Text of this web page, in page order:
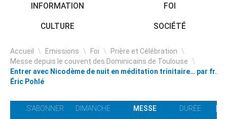
INFORMATION FOI
CULTURE SOCIÉTÉ
Accueil \ Emissions \ Foi \ Prière et Célébration \
Messe depuis le couvent des Dominicains de Toulouse \
Entrer avec Nicodème de nuit en méditation trinitaire… par fr.
Éric Pohlé
S'ABONNER
DIMANCHE
MESSE
DURÉE